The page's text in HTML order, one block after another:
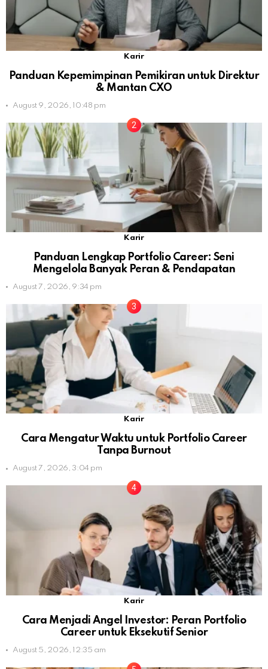
Karir
Panduan Kepemimpinan Pemikiran untuk Direktur
& Mantan CXO
August 9, 2026, 10:48 pm
Karir
Panduan Lengkap Portfolio Career: Seni
Mengelola Banyak Peran & Pendapatan
August 7, 2026, 9:34 pm
Karir
Cara Mengatur Waktu untuk Portfolio Career
Tanpa Burnout
August 7, 2026, 3:04 pm
Karir
Cara Menjadi Angel Investor: Peran Portfolio
Career untuk Eksekutif Senior
August 5, 2026, 12:35 am